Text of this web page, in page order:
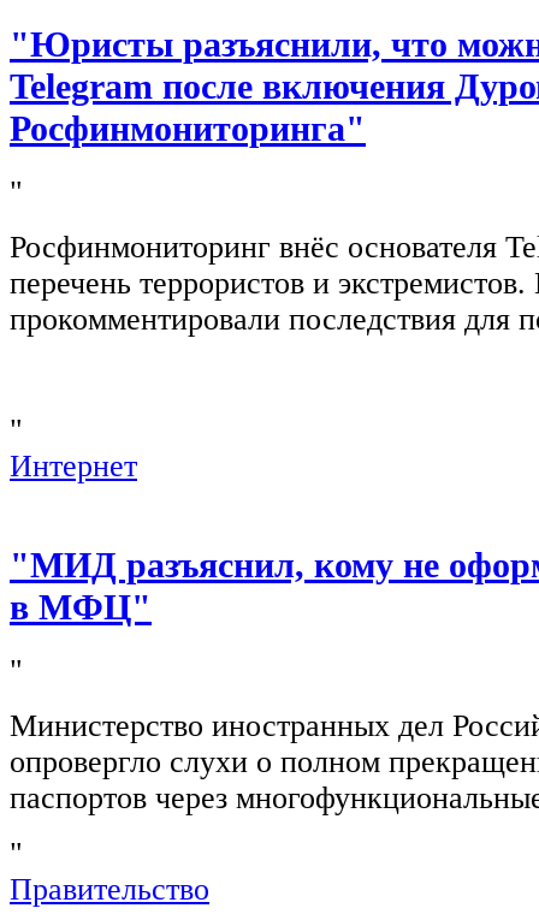
"Юристы разъяснили, что
Telegram после включения
Росфинмониторинга"
"
Росфинмониторинг внёс основателя
перечень террористов и
прокомментировали последствия для
"
Интернет
"МИД разъяснил, кому не
в МФЦ"
"
Министерство иностранных дел
опровергло слухи о полном
паспортов через
"
Правительство